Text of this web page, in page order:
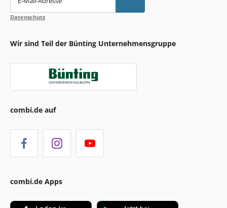
Datenschutz
Wir sind Teil der Bünting Unternehmensgruppe
combi.de auf
combi.de Apps